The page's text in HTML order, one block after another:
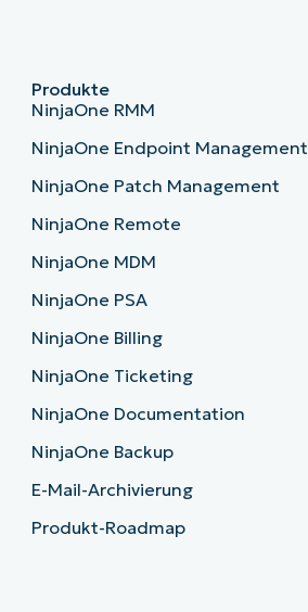
Produkte
NinjaOne RMM
NinjaOne Endpoint Management
NinjaOne Patch Management
NinjaOne Remote
NinjaOne MDM
NinjaOne PSA
NinjaOne Billing
NinjaOne Ticketing
NinjaOne Documentation
NinjaOne Backup
E-Mail-Archivierung
Produkt-Roadmap